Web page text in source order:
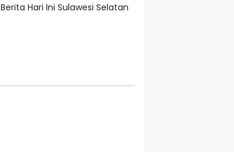
Berita Hari Ini Sulawesi Selatan